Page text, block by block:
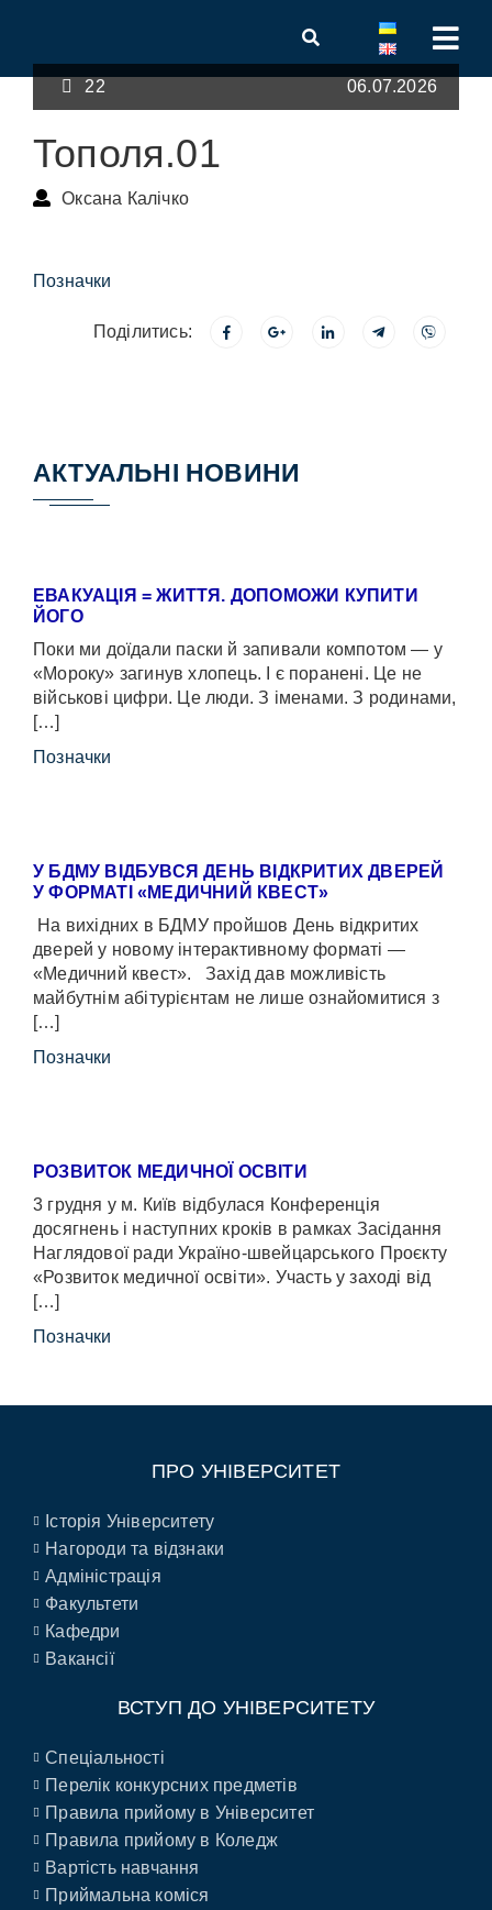
22 06.07.2026
Тополя.01
Оксана Калічко
Позначки
Поділитись:
АКТУАЛЬНІ НОВИНИ
ЕВАКУАЦІЯ = ЖИТТЯ. ДОПОМОЖИ КУПИТИ
ЙОГО
Поки ми доїдали паски й запивали компотом — у
«Мороку» загинув хлопець. І є поранені. Це не
військові цифри. Це люди. З іменами. З родинами,
[…]
Позначки
У БДМУ ВІДБУВСЯ ДЕНЬ ВІДКРИТИХ ДВЕРЕЙ
У ФОРМАТІ «МЕДИЧНИЙ КВЕСТ»
На вихідних в БДМУ пройшов День відкритих
дверей у новому інтерактивному форматі —
«Медичний квест». Захід дав можливість
майбутнім абітурієнтам не лише ознайомитися з
[…]
Позначки
РОЗВИТОК МЕДИЧНОЇ ОСВІТИ
3 грудня у м. Київ відбулася Конференція
досягнень і наступних кроків в рамках Засідання
Наглядової ради Україно-швейцарського Проєкту
«Розвиток медичної освіти». Участь у заході від
[…]
Позначки
ПРО УНІВЕРСИТЕТ
Історія Університету
Нагороди та відзнаки
Адміністрація
Факультети
Кафедри
Вакансії
ВСТУП ДО УНІВЕРСИТЕТУ
Спеціальності
Перелік конкурсних предметів
Правила прийому в Університет
Правила прийому в Коледж
Вартість навчання
Приймальна коміся